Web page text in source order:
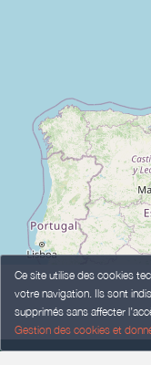
Ce site utilise des cookies
votre navigation. Ils sont
supprimés sans affecter
Gestion des cookies et